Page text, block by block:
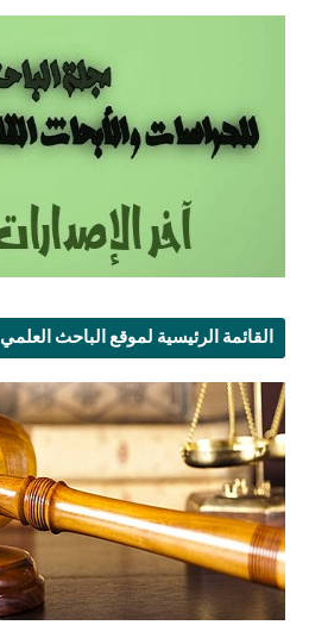
القائمة الرئيسية لموقع الباحث العلمي